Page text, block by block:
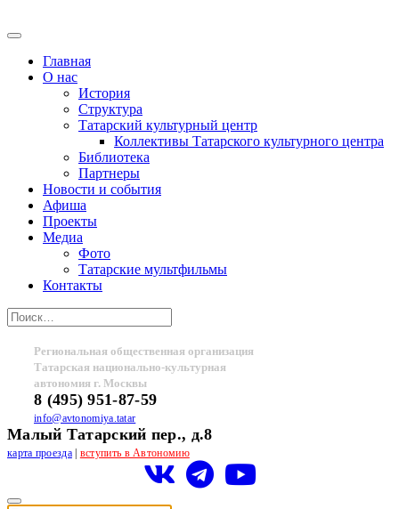
Главная
О нас
История
Структура
Татарский культурный центр
Коллективы Татарского культурного центра
Библиотека
Партнеры
Новости и события
Афиша
Проекты
Медиа
Фото
Татарские мультфильмы
Контакты
Региональная общественная организация
Татарская национально-культурная
автономия г. Москвы
8 (495) 951-87-59
info@avtonomiya.tatar
Малый Татарский пер., д.8
карта проезда| вступить в Автономию